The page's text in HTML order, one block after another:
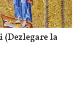
(Dezlegare la